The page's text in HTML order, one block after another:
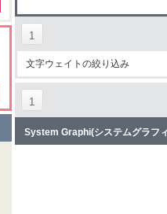
1
文字ウェイトの絞り込み
1
System Graphi(システムグラフ